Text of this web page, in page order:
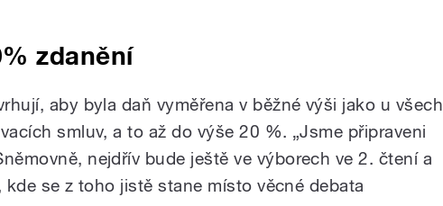
zdanění
aby byla daň vyměřena v běžné výši jako u všech
smluv, a to až do výše 20 %. „Jsme připraveni
nejdřív bude ještě ve výborech ve 2. čtení a
kde se z toho jistě stane místo věcné debata